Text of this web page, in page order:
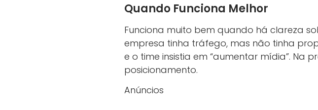
Quando Funciona Melhor
Funciona muito bem quando há clareza
empresa tinha tráfego, mas não tinha
e o time insistia em “aumentar mídia”. Na
posicionamento.
Anúncios